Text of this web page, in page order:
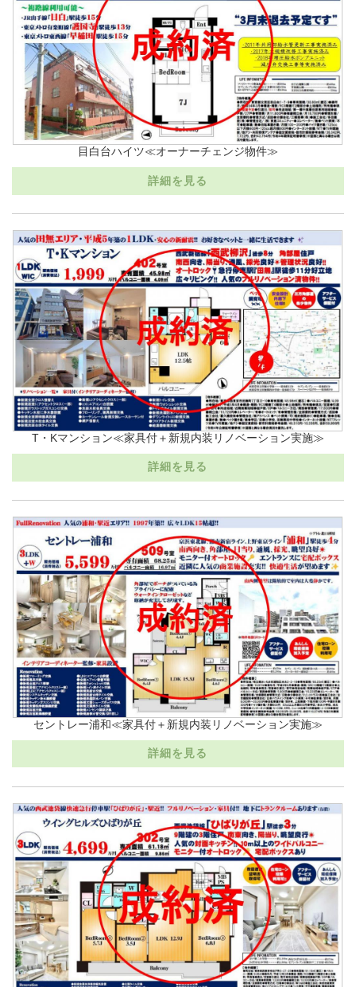
目白台ハイツ≪オーナーチェンジ物件≫
詳細を見る
T・Kマンション≪家具付＋新規内装リノベーション実施≫
詳細を見る
セントレー浦和≪家具付＋新規内装リノベーション実施≫
詳細を見る